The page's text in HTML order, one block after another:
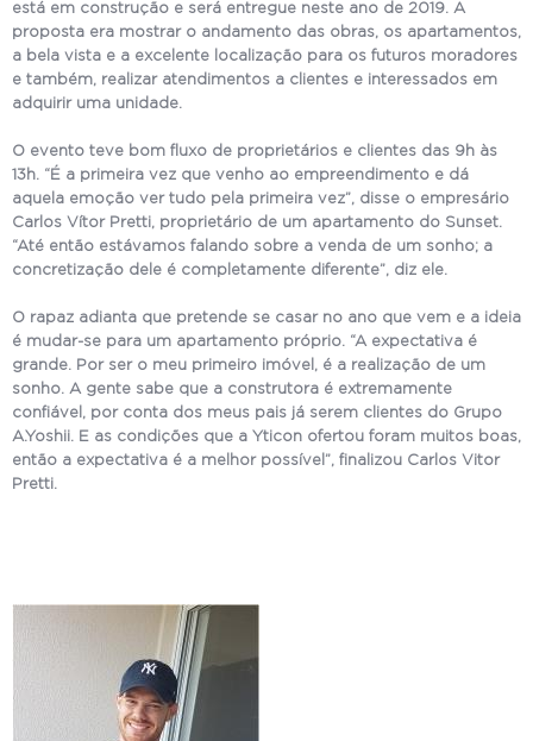
está em construção e será entregue neste ano de 2019. A
proposta era mostrar o andamento das obras, os apartamentos,
a bela vista e a excelente localização para os futuros moradores
e também, realizar atendimentos a clientes e interessados em
adquirir uma unidade.
O evento teve bom fluxo de proprietários e clientes das 9h às
13h. “É a primeira vez que venho ao empreendimento e dá
aquela emoção ver tudo pela primeira vez”, disse o empresário
Carlos Vítor Pretti, proprietário de um apartamento do Sunset.
“Até então estávamos falando sobre a venda de um sonho; a
concretização dele é completamente diferente”, diz ele.
O rapaz adianta que pretende se casar no ano que vem e a ideia
é mudar-se para um apartamento próprio. “A expectativa é
grande. Por ser o meu primeiro imóvel, é a realização de um
sonho. A gente sabe que a construtora é extremamente
confiável, por conta dos meus pais já serem clientes do Grupo
A.Yoshii. E as condições que a Yticon ofertou foram muitos boas,
então a expectativa é a melhor possível”, finalizou Carlos Vitor
Pretti.